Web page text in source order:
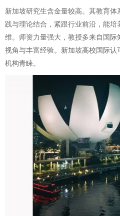
新加坡研究生含金量较高。其教育
践与理论结合，紧跟行业前沿，能
维。师资力量强大，教授多来自国
视角与丰富经验。新加坡高校国际
机构青睐。